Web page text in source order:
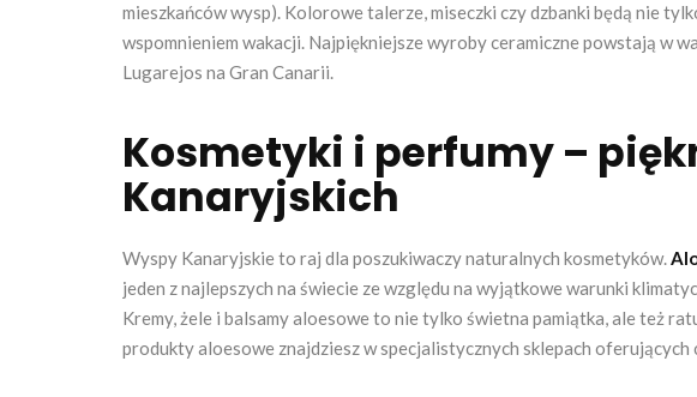
mieszkańców wysp). Kolorowe talerze, miseczki czy dzbanki będą nie
wspomnieniem wakacji. Najpiękniejsze wyroby ceramiczne powstają w
Lugarejos na Gran Canarii.
Kosmetyki i perfumy –
Kanaryjskich
Wyspy Kanaryjskie to raj dla poszukiwaczy naturalnych kosmetyków.
jeden z najlepszych na świecie ze względu na wyjątkowe warunki
Kremy, żele i balsamy aloesowe to nie tylko świetna pamiątka, ale też
produkty aloesowe znajdziesz w specjalistycznych sklepach